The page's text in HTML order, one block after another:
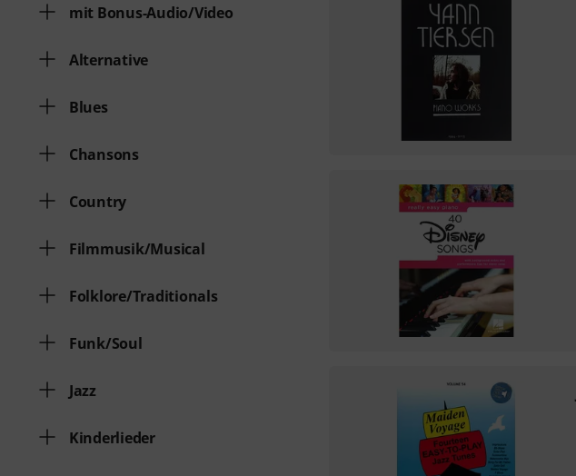
mit Bonus-Audio/Video
Alternative
Blues
Chansons
Country
Filmmusik/Musical
Folklore/Traditionals
Funk/Soul
Jazz
Kinderlieder